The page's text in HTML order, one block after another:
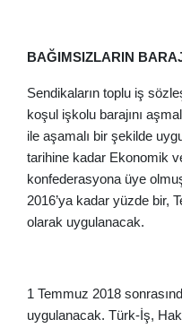
BAĞIMSIZLARIN
Sendikaların toplu iş
koşul işkolu barajını
ile aşamalı bir şekilde
tarihine kadar Ekonomik
konfederasyona üye
2016’ya kadar yüzde bir,
olarak uygulanacak.
1 Temmuz 2018
uygulanacak. Türk-İş,